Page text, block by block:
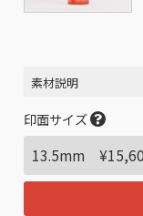
素材説明
印面サイズ